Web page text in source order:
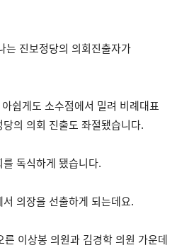
는 진보정당의 의회진출자가
쉽게도 소수점에서 밀려 비례대표
의 의회 진출도 좌절됐습니다.
독식하게 됐습니다.
의장을 선출하게 되는데요.
이상봉 의원과 김경학 의원 가운데